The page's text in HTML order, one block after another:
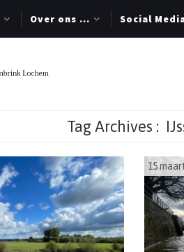
Over ons … Social
Tag Archives :
15